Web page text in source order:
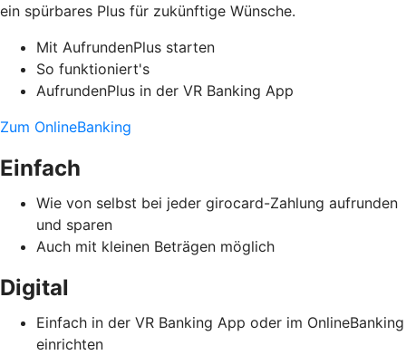
ein spürbares Plus für zukünftige Wünsche.
Mit AufrundenPlus starten
So funktioniert's
AufrundenPlus in der VR Banking App
Zum OnlineBanking
Einfach
Wie von selbst bei jeder girocard-Zahlung aufrunden
und sparen
Auch mit kleinen Beträgen möglich
Digital
Einfach in der VR Banking App oder im OnlineBanking
einrichten